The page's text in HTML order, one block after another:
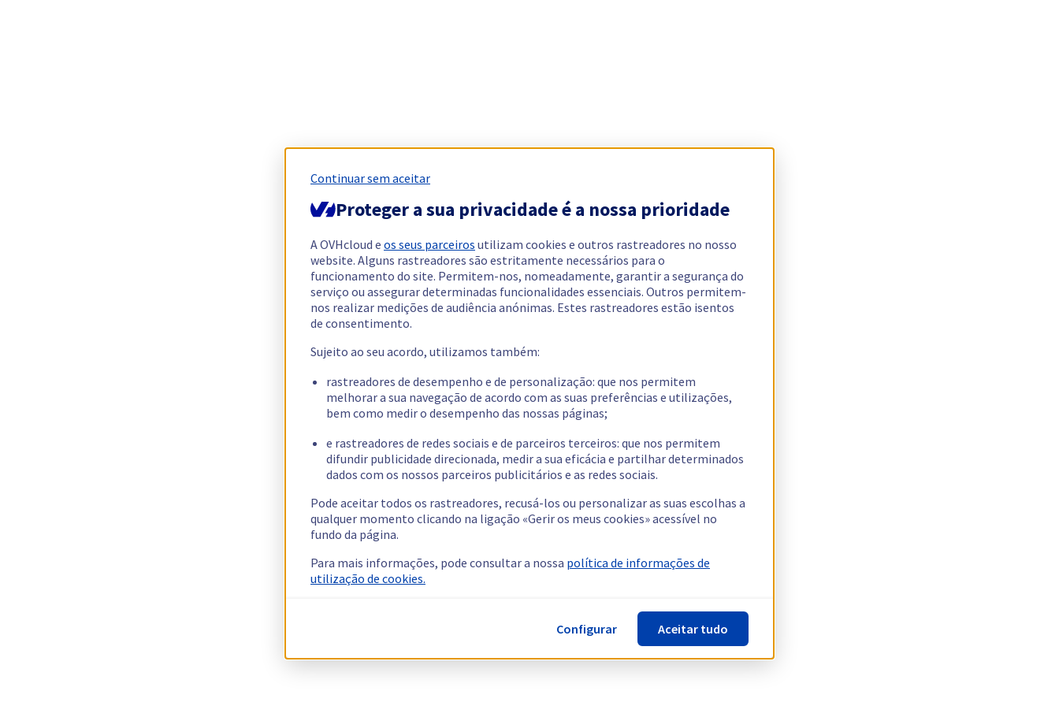
Continuar sem aceitar
Proteger a sua privacidade é a nossa prioridade
A OVHcloud e os seus parceiros utilizam cookies e outros rastreadores no nosso
website. Alguns rastreadores são estritamente necessários para o
funcionamento do site. Permitem-nos, nomeadamente, garantir a segurança do
serviço ou assegurar determinadas funcionalidades essenciais. Outros permitem-
nos realizar medições de audiência anónimas. Estes rastreadores estão isentos
de consentimento.
Sujeito ao seu acordo, utilizamos também:
rastreadores de desempenho e de personalização: que nos permitem
melhorar a sua navegação de acordo com as suas preferências e utilizações,
bem como medir o desempenho das nossas páginas;
e rastreadores de redes sociais e de parceiros terceiros: que nos permitem
difundir publicidade direcionada, medir a sua eficácia e partilhar determinados
dados com os nossos parceiros publicitários e as redes sociais.
Pode aceitar todos os rastreadores, recusá-los ou personalizar as suas escolhas a
qualquer momento clicando na ligação «Gerir os meus cookies» acessível no
fundo da página.
Para mais informações, pode consultar a nossa política de informações de
utilização de cookies.
Configurar Aceitar tudo